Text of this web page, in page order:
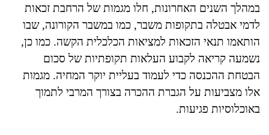
במהלך השנים האחרונות, חלו מגמות של הרחבת זכאות
לדמי אבטלה בתקופות משבר, כמו במשבר הקורונה, שבו
הותאמו תנאי הזכאות למציאות הכלכלית הקשה. כמו כן,
נשמעה קריאה לקבוע העלאות תקופתיות של סכום
הבטחת ההכנסה כדי לעמוד בעליית יוקר המחיה. מגמות
אלו מצביעות על הגברת ההכרה בצורך המרבי לתמוך
באוכלוסיות פגיעות.